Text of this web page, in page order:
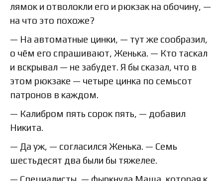
лямок и отволокли его и рюкзак на обочину, —
на что это похоже?
— На автоматные цинки, — тут же сообразил,
о чём его спрашивают, Женька. — Кто таскал
и вскрывал — не забудет. Я бы сказал, что в
этом рюкзаке — четыре цинка по семьсот
патронов в каждом.
— Калибром пять сорок пять, — добавил
Никита.
— Да уж, — согласился Женька. — Семь
шестьдесят два были бы тяжелее.